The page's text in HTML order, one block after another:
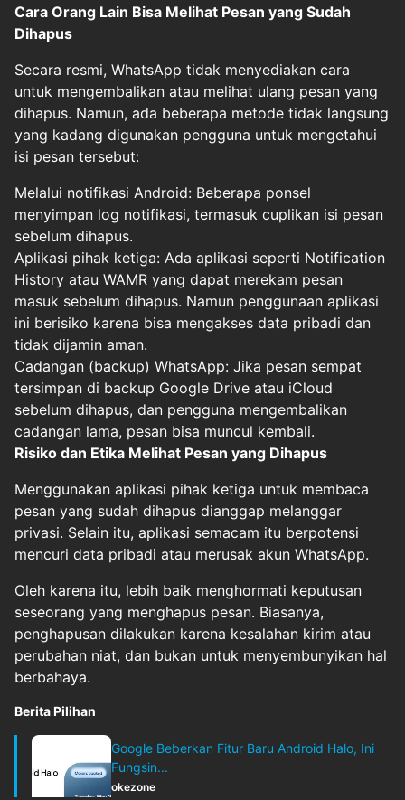
Cara Orang Lain Bisa Melihat Pesan yang Sudah
Dihapus
Secara resmi, WhatsApp tidak menyediakan cara
untuk mengembalikan atau melihat ulang pesan yang
dihapus. Namun, ada beberapa metode tidak langsung
yang kadang digunakan pengguna untuk mengetahui
isi pesan tersebut:
Melalui notifikasi Android: Beberapa ponsel
menyimpan log notifikasi, termasuk cuplikan isi pesan
sebelum dihapus.
Aplikasi pihak ketiga: Ada aplikasi seperti Notification
History atau WAMR yang dapat merekam pesan
masuk sebelum dihapus. Namun penggunaan aplikasi
ini berisiko karena bisa mengakses data pribadi dan
tidak dijamin aman.
Cadangan (backup) WhatsApp: Jika pesan sempat
tersimpan di backup Google Drive atau iCloud
sebelum dihapus, dan pengguna mengembalikan
cadangan lama, pesan bisa muncul kembali.
Risiko dan Etika Melihat Pesan yang Dihapus
Menggunakan aplikasi pihak ketiga untuk membaca
pesan yang sudah dihapus dianggap melanggar
privasi. Selain itu, aplikasi semacam itu berpotensi
mencuri data pribadi atau merusak akun WhatsApp.
Oleh karena itu, lebih baik menghormati keputusan
seseorang yang menghapus pesan. Biasanya,
penghapusan dilakukan karena kesalahan kirim atau
perubahan niat, dan bukan untuk menyembunyikan hal
berbahaya.
Berita Pilihan
Google Beberkan Fitur Baru Android Halo, Ini
Fungsin...
okezone